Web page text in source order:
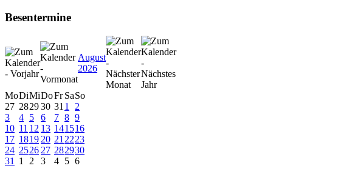
Besentermine
August
2026
MoDiMiDoFr SaSo
27 282930 31 1
2
3
4 5 6 7 8 9
10 11 12 13 141516
17 1819 20 21 2223
24 2526 27 282930
31
1 2 3 4 5 6